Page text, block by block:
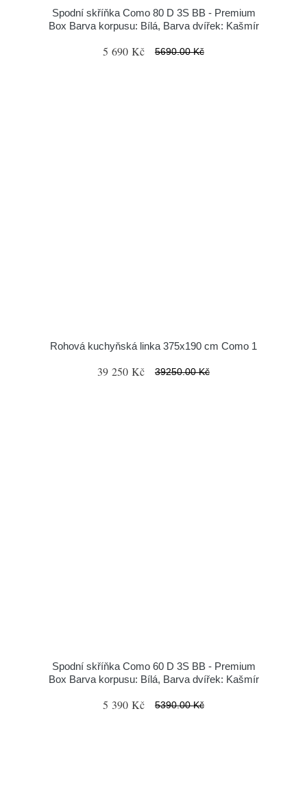
Spodní skříňka Como 80 D 3S BB - Premium
Box Barva korpusu: Bílá, Barva dvířek: Kašmír
5 690 Kč 5690.00 Kč
Rohová kuchyňská linka 375x190 cm Como 1
39 250 Kč 39250.00 Kč
Spodní skříňka Como 60 D 3S BB - Premium
Box Barva korpusu: Bílá, Barva dvířek: Kašmír
5 390 Kč 5390.00 Kč